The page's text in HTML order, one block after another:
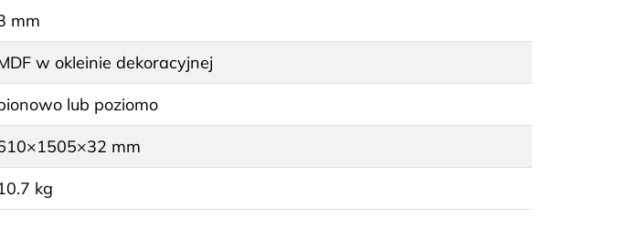
mm
w okleinie dekoracyjnej
lub poziomo
mm
kg